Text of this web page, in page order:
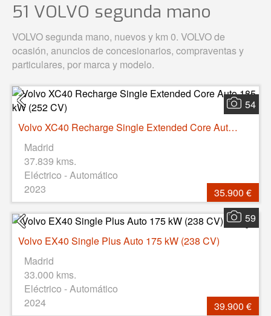
51 VOLVO segunda mano
VOLVO segunda mano, nuevos y km 0. VOLVO de
ocasión, anuncios de concesionarios, compraventas y
particulares, por marca y modelo.
54
Volvo XC40 Recharge Single Extended Core Auto 185 kW (252 CV)
Madrid
37.839 kms.
Eléctrico - Automático
2023
35.900 €
59
Volvo EX40 Single Plus Auto 175 kW (238 CV)
Madrid
33.000 kms.
Eléctrico - Automático
2024
39.900 €